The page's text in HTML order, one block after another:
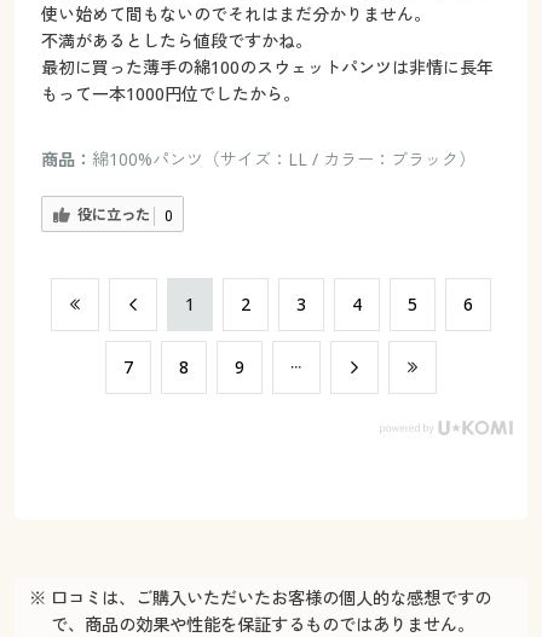
使い始めて間もないのでそれはまだ分かりません。
不満があるとしたら値段ですかね。
最初に買った薄手の綿100のスウェットパンツは非情に長年
もって一本1000円位でしたから。
商品： 綿100%パンツ（サイズ：LL / カラー：ブラック）
役に立った 0
​1 ​2 ​3 ​4 ​5 ​6
​7 ​8 ​9
※ 口コミは、ご購入いただいたお客様の個人的な感想ですの
で、商品の効果や性能を保証するものではありません。